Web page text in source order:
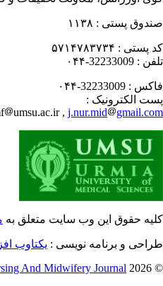
پستی : ۱۱۳۸
پستی : ۵۷۱۴۷۸۳۷۳۴
: 32233009-۰۴۴
: 32233009-۰۴۴
الکترونیک :
umsu.ac.ir ,j.nur.mid
حقوق این وب سایت متعلق به
و برنامه نویسی : یکتاوب
©
And Midwifery Journal